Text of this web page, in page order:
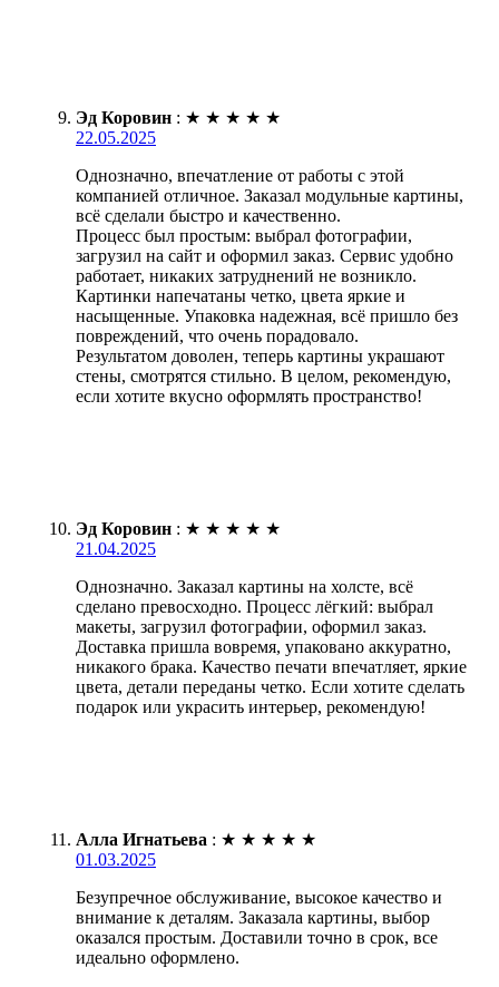
Эд Коровин : ★ ★ ★ ★ ★
22.05.2025
Однозначно, впечатление от работы с этой
компанией отличное. Заказал модульные картины,
всё сделали быстро и качественно.
Процесс был простым: выбрал фотографии,
загрузил на сайт и оформил заказ. Сервис удобно
работает, никаких затруднений не возникло.
Картинки напечатаны четко, цвета яркие и
насыщенные. Упаковка надежная, всё пришло без
повреждений, что очень порадовало.
Результатом доволен, теперь картины украшают
стены, смотрятся стильно. В целом, рекомендую,
если хотите вкусно оформлять пространство!
Эд Коровин : ★ ★ ★ ★ ★
21.04.2025
Однозначно. Заказал картины на холсте, всё
сделано превосходно. Процесс лёгкий: выбрал
макеты, загрузил фотографии, оформил заказ.
Доставка пришла вовремя, упаковано аккуратно,
никакого брака. Качество печати впечатляет, яркие
цвета, детали переданы четко. Если хотите сделать
подарок или украсить интерьер, рекомендую!
Алла Игнатьева : ★ ★ ★ ★ ★
01.03.2025
Безупречное обслуживание, высокое качество и
внимание к деталям. Заказала картины, выбор
оказался простым. Доставили точно в срок, все
идеально оформлено.